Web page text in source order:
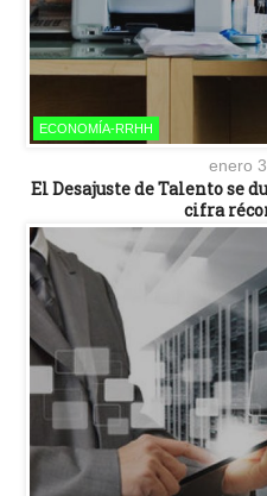
ECONOMÍA-RRHH
enero
El Desajuste de Talento se
cifra